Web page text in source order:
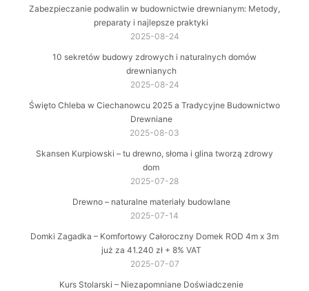
Zabezpieczanie podwalin w budownictwie drewnianym: Metody,
preparaty i najlepsze praktyki
2025-08-24
10 sekretów budowy zdrowych i naturalnych domów
drewnianych
2025-08-24
Święto Chleba w Ciechanowcu 2025 a Tradycyjne Budownictwo
Drewniane
2025-08-03
Skansen Kurpiowski – tu drewno, słoma i glina tworzą zdrowy
dom
2025-07-28
Drewno – naturalne materiały budowlane
2025-07-14
Domki Zagadka – Komfortowy Całoroczny Domek ROD 4m x 3m
już za 41.240 zł + 8% VAT
2025-07-07
Kurs Stolarski – Niezapomniane Doświadczenie